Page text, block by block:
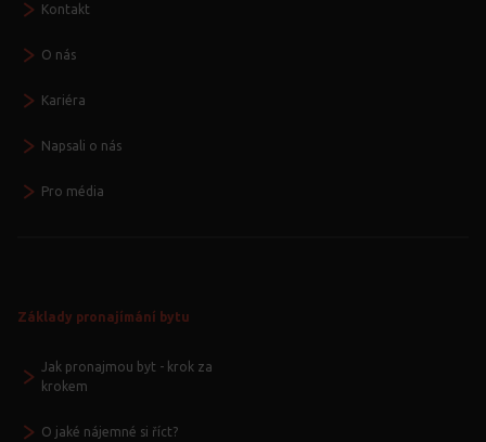
Kontakt
O nás
Kariéra
Napsali o nás
Pro média
Základy pronajímání bytu
Jak pronajmou byt - krok za
krokem
O jaké nájemné si říct?